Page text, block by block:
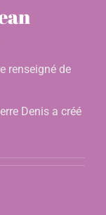
renseigné de
Denis a créé